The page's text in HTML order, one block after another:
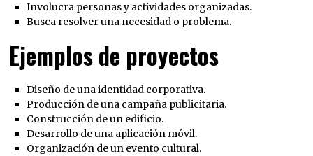
Involucra personas y actividades organizadas.
Busca resolver una necesidad o problema.
Ejemplos de proyectos
Diseño de una identidad corporativa.
Producción de una campaña publicitaria.
Construcción de un edificio.
Desarrollo de una aplicación móvil.
Organización de un evento cultural.